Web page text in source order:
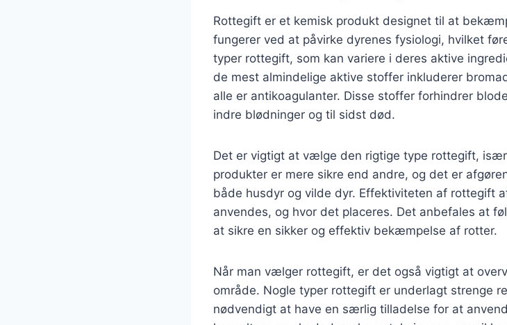
Rottegift er et kemisk produkt designet til at
fungerer ved at påvirke dyrenes fysiologi, hvilket
typer rottegift, som kan variere i deres aktive
de mest almindelige aktive stoffer inkluderer
alle er antikoagulanter. Disse stoffer forhindrer
indre blødninger og til sidst død.
Det er vigtigt at vælge den rigtige type rottegift,
produkter er mere sikre end andre, og det er
både husdyr og vilde dyr. Effektiviteten af rottegift
anvendes, og hvor det placeres. Det anbefales at
at sikre en sikker og effektiv bekæmpelse af rotter.
Når man vælger rottegift, er det også vigtigt at
område. Nogle typer rottegift er underlagt strenge
nødvendigt at have en særlig tilladelse for at